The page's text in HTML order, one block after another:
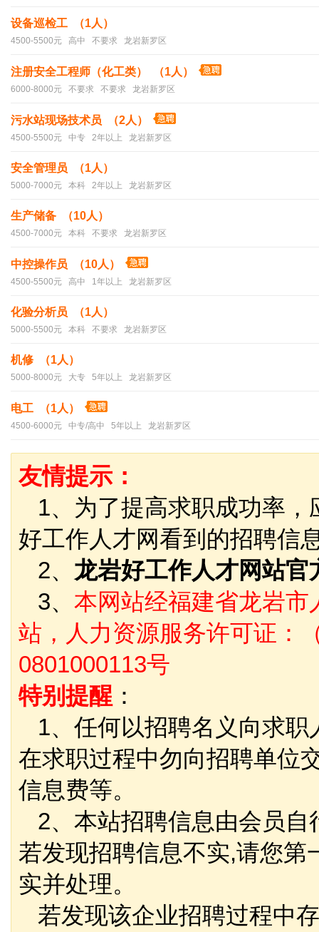
设备巡检工 （1人）
4500-5500元 高中 不要求 龙岩新罗区
注册安全工程师（化工类） （1人）
6000-8000元 不要求 不要求 龙岩新罗区
污水站现场技术员 （2人）
4500-5500元 中专 2年以上 龙岩新罗区
安全管理员 （1人）
5000-7000元 本科 2年以上 龙岩新罗区
生产储备 （10人）
4500-7000元 本科 不要求 龙岩新罗区
中控操作员 （10人）
4500-5500元 高中 1年以上 龙岩新罗区
化验分析员 （1人）
5000-5500元 本科 不要求 龙岩新罗区
机修 （1人）
5000-8000元 大专 5年以上 龙岩新罗区
电工 （1人）
4500-6000元 中专/高中 5年以上 龙岩新罗区
友情提示：
1、为了提高求职成功率，
好工作人才网看到的招聘信
2、 龙岩好工作人才网站
3、 本网站经福建省龙岩
站，人力资源服务许可证：
0801000113号
特别提醒 ：
1、任何以招聘名义向求职
在求职过程中勿向招聘单位
信息费等。
2、本站招聘信息由会员自
若发现招聘信息不实,请您第
实并处理。
若发现该企业招聘过程中